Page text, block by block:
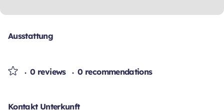
Ausstattung
0 reviews 0 recommendations
Kontakt Unterkunft